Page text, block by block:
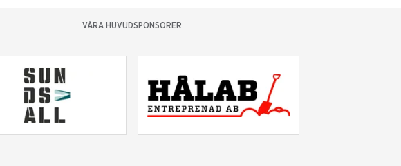
VÅRA HUVUDSPONSORER